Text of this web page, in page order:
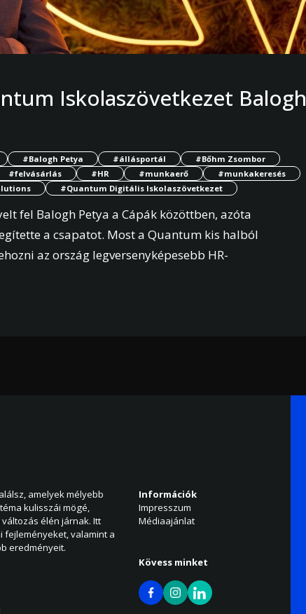
Iskolaszövetkezet Balogh
#Balogh Petya #állásportál
#Bőhm Zsombor
#felvásárlás #HR #munkaerő
#munkakeresés
#Quantum Digitális Iskolaszövetkezet
fel Balogh Petya a Cápák közöttben, azóta
a csapatot. Most a Quantum kis halból
az ország legversenyképesebb HR-
amelyek mélyebb
kulisszái mögé,
élén járnak. Itt
valamint a
eredményeit.
Információk
Impresszum
Médiaajánlat
Kövess minket